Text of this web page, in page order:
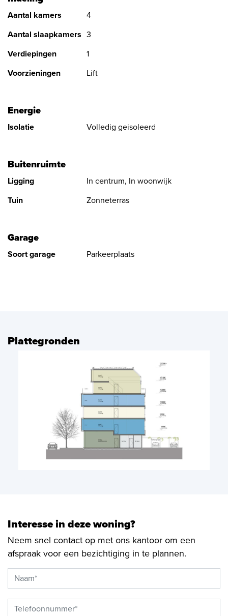
Parkeerplaats: € 22.000,- von
INFO
nieuwbouw@vandaalmakelaardij.nl
Aantal kamers
4
Aantal slaapkamers 3
Verdiepingen
1
Voorzieningen
Lift
Energie
Isolatie Volledig geisoleerd
Buitenruimte
Ligging
In centrum, In woonwijk
Tuin
Zonneterras
Garage
Soort garage Parkeerplaats
Plattegronden
vorige
Interesse in deze woning?
Neem snel contact op met ons kantoor om een
afspraak voor een bezichtiging in te plannen.